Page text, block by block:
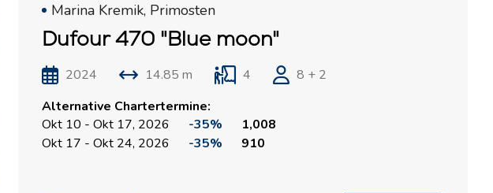
Marina Kremik, Primosten
Dufour 470 "Blue moon"
2024 14.85 m 4
8 + 2
Alternative Chartertermine:
Okt 10 - Okt 17, 2026
-35%
1,008
Okt 17 - Okt 24, 2026
-35% 910